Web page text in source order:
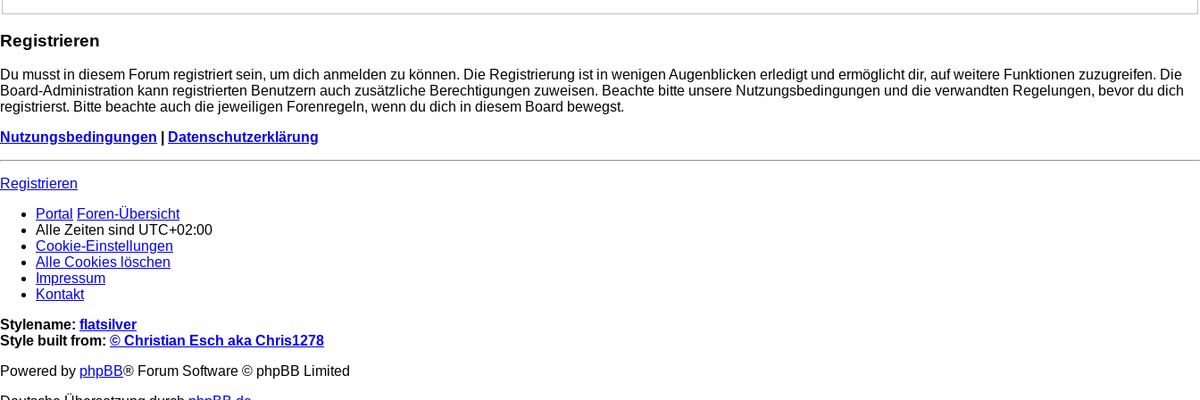
Registrieren
Du musst in diesem Forum registriert sein, um dich anmelden zu können. Die Registrierung ist in wenigen Augenblicken erledigt und ermöglicht dir, auf weitere Funktionen zuzugreifen. Die
Board-Administration kann registrierten Benutzern auch zusätzliche Berechtigungen zuweisen. Beachte bitte unsere Nutzungsbedingungen und die verwandten Regelungen, bevor du dich
registrierst. Bitte beachte auch die jeweiligen Forenregeln, wenn du dich in diesem Board bewegst.
Nutzungsbedingungen
Datenschutzerklärung
Registrieren
Portal Foren-Übersicht
Alle Zeiten sind UTC+02:00
Cookie-Einstellungen
Alle Cookies löschen
Impressum
Kontakt
Stylename: flatsilver
Style built from: © Christian Esch aka Chris1278
Powered by phpBB® Forum Software © phpBB Limited